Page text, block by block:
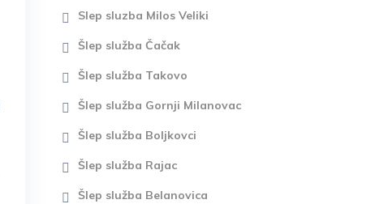
Slep sluzba Milos Veliki
Šlep služba Čačak
Šlep služba Takovo
Šlep služba Gornji Milanovac
Šlep služba Boljkovci
Šlep služba Rajac
Šlep služba Belanovica